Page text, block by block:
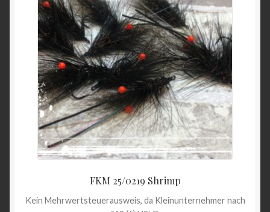
FKM 25/0219 Shrimp
Kein Mehrwertsteuerausweis, da Kleinunternehmer nach